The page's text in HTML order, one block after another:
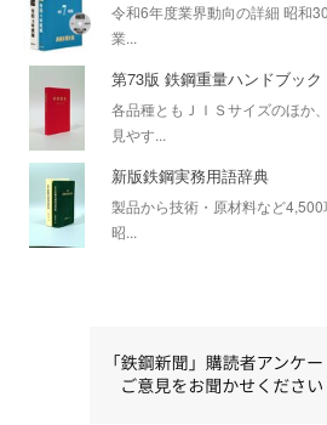
令和6年度業界動向の詳細 昭和
業...
第73版 鉄鋼重量ハンドブック
各品種ともＪＩＳサイズのほか
見やす...
新版鉄鋼実務用語辞典
製品から技術・原材料など4,500
昭...